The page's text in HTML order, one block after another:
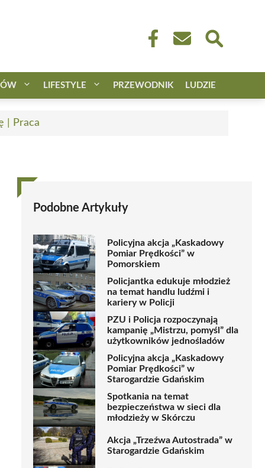
LIFESTYLE PRZEWODNIK LUDZIE
| Praca
Podobne Artykuły
Policyjna akcja „Kaskadowy
Pomiar Prędkości” w
Pomorskiem
Policjantka edukuje młodzież
na temat handlu ludźmi i
kariery w Policji
PZU i Policja rozpoczynają
kampanię „Mistrzu, pomyśl” dla
użytkowników jednośladów
Policyjna akcja „Kaskadowy
Pomiar Prędkości” w
Starogardzie Gdańskim
Spotkania na temat
bezpieczeństwa w sieci dla
młodzieży w Skórczu
Akcja „Trzeźwa Autostrada” w
Starogardzie Gdańskim